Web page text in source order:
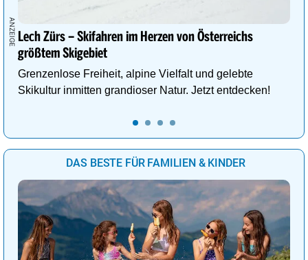
Lech Zürs – Skifahren im Herzen von Österreichs
größtem Skigebiet
Grenzenlose Freiheit, alpine Vielfalt und gelebte
Skikultur inmitten grandioser Natur. Jetzt entdecken!
DAS BESTE FÜR FAMILIEN & KINDER